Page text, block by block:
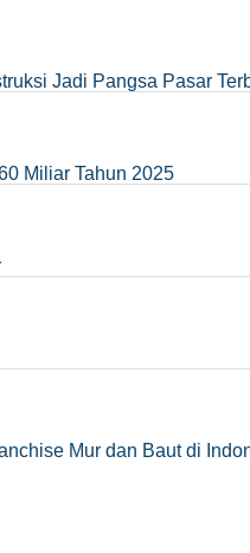
Jadi Pangsa Pasar
Miliar Tahun 2025
Mur dan Baut di